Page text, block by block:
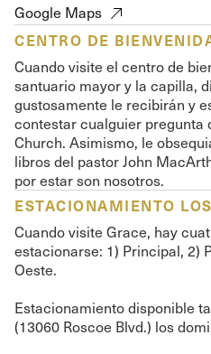
Google Maps
CENTRO DE
Cuando visite el centro de
santuario mayor y la capilla,
gustosamente le recibirán y
contestar cualguier pregunta
Church. Asimismo, le
libros del pastor John
por estar son nosotros.
ESTACIONAMIENTO
Cuando visite Grace, hay
estacionarse: 1) Principal, 2)
Oeste.
Estacionamiento disponible
(13060 Roscoe Blvd.) los